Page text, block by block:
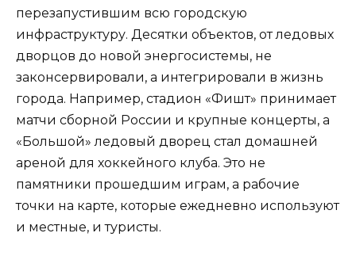
перезапустившим всю городскую
инфраструктуру. Десятки объектов, от ледовых
дворцов до новой энергосистемы, не
законсервировали, а интегрировали в жизнь
города. Например, стадион «Фишт» принимает
матчи сборной России и крупные концерты, а
«Большой» ледовый дворец стал домашней
ареной для хоккейного клуба. Это не
памятники прошедшим играм, а рабочие
точки на карте, которые ежедневно используют
и местные, и туристы.